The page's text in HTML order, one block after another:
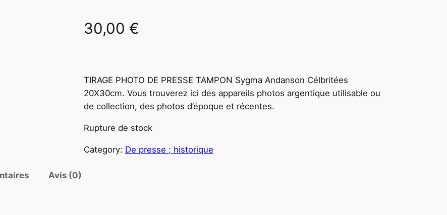
30,00 €
TIRAGE PHOTO DE PRESSE TAMPON Sygma Andanson Célbritées
20X30cm. Vous trouverez ici des appareils photos argentique utilisable ou
de collection, des photos d’époque et récentes.
Rupture de stock
Category: De presse ; historique
Avis (0)